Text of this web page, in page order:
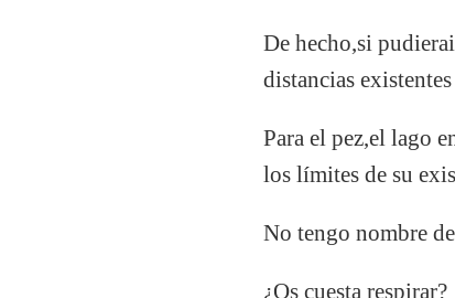
De hecho,si
distancias
Para el pez,el lago
los límites de su
No tengo nombre
¿Os cuesta respirar?